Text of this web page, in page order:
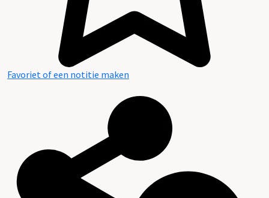
Favoriet of een notitie maken